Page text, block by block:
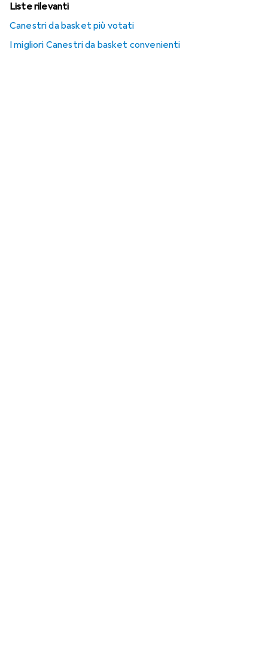
Liste rilevanti
Canestri da basket più votati
I migliori Canestri da basket convenienti